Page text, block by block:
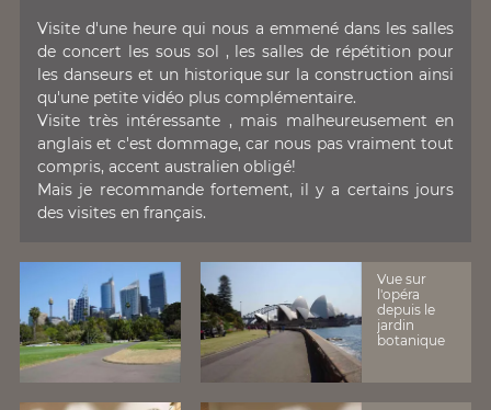
Visite d'une heure qui nous a emmené dans les salles
de concert les sous sol , les salles de répétition pour
les danseurs et un historique sur la construction ainsi
qu'une petite vidéo plus complémentaire.
Visite très intéressante , mais malheureusement en
anglais et c'est dommage, car nous pas vraiment tout
compris, accent australien obligé!
Mais je recommande fortement, il y a certains jours
des visites en français.
Vue sur
l'opéra
depuis le
jardin
botanique